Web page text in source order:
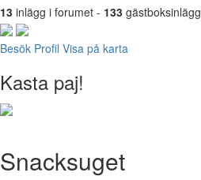
13 inlägg i forumet - 133 gästboksinlägg
Besök Profil Visa på karta
Kasta paj!
Snacksuget